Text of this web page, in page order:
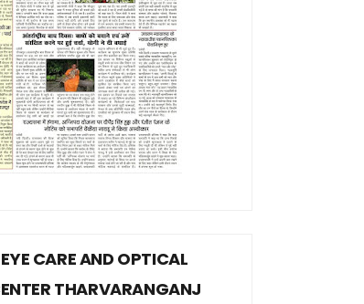
EYE CARE AND OPTICAL
THARVARANGANJ